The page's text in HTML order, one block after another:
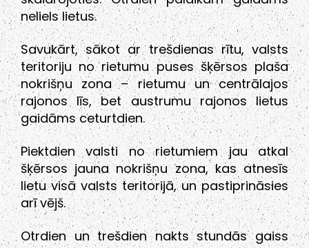
neliels lietus.
Savukārt, sākot ar trešdienas rītu, valsts
teritoriju no rietumu puses šķērsos plaša
nokrišņu zona – rietumu un centrālajos
rajonos līs, bet austrumu rajonos lietus
gaidāms ceturtdien.
Piektdien valsti no rietumiem jau atkal
šķērsos jauna nokrišņu zona, kas atnesīs
lietu visā valsts teritorijā, un pastiprināsies
arī vējš.
Otrdien un trešdien nakts stundās gaiss